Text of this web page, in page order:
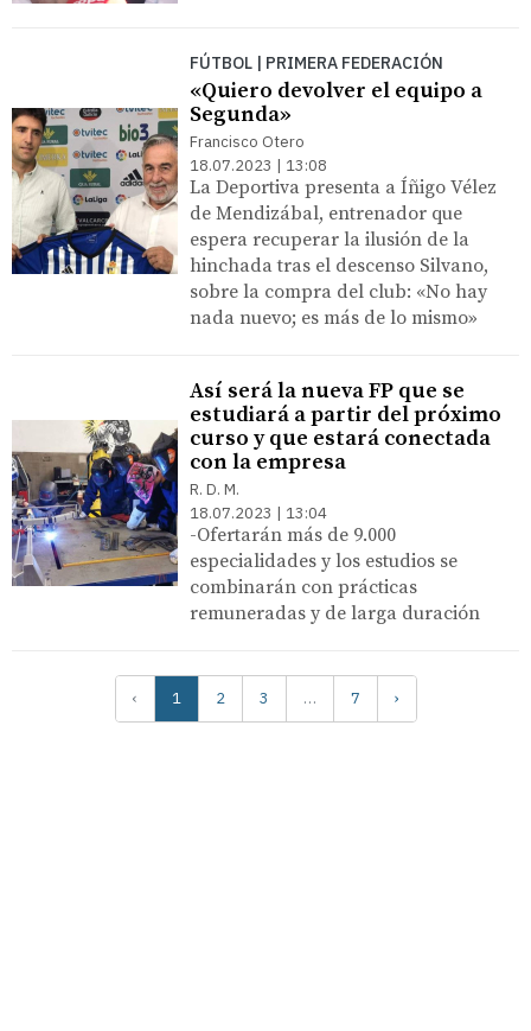
FÚTBOL | PRIMERA FEDERACIÓN
«Quiero devolver el equipo a
Segunda»
Francisco Otero
18.07.2023 | 13:08
La Deportiva presenta a Íñigo Vélez
de Mendizábal, entrenador que
espera recuperar la ilusión de la
hinchada tras el descenso Silvano,
sobre la compra del club: «No hay
nada nuevo; es más de lo mismo»
Así será la nueva FP que se
estudiará a partir del próximo
curso y que estará conectada
con la empresa
R. D. M.
18.07.2023 | 13:04
-Ofertarán más de 9.000
especialidades y los estudios se
combinarán con prácticas
remuneradas y de larga duración
‹ 1 2 3 … 7 ›